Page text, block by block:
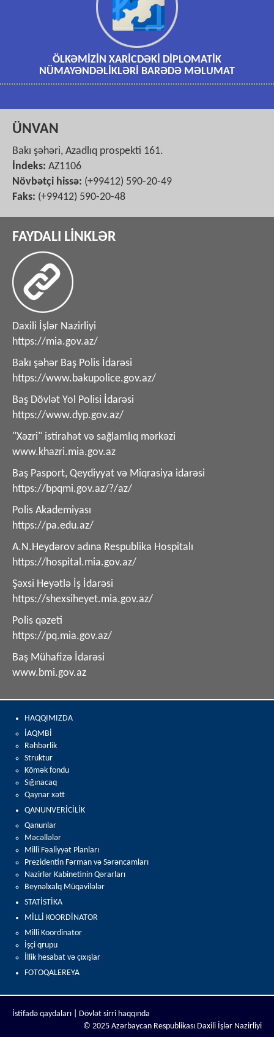
ÖLKƏMİZİN XARİCDƏKİ DİPLOMATİK
NÜMAYƏNDƏLİKLƏRİ BARƏDƏ MƏLUMAT
ÜNVAN
Bakı şəhəri, Azadlıq prospekti 161.
İndeks: AZ1106
Növbətçi hissə: (+99412) 590-20-49
Faks: (+99412) 590-20-48
FAYDALI LİNKLƏR
Daxili İşlər Nazirliyi
https://mia.gov.az/
Bakı şəhər Baş Polis İdarəsi
https://www.bakupolice.gov.az/
Baş Dövlət Yol Polisi İdarəsi
https://www.dyp.gov.az/
"Xəzri" istirahət və sağlamlıq mərkəzi
www.khazri.mia.gov.az
Baş Pasport, Qeydiyyat və Miqrasiya idarəsi
https://bpqmi.gov.az/?/az/
Polis Akademiyası
https://pa.edu.az/
A.N.Heydərov adına Respublika Hospitalı
https://hospital.mia.gov.az/
Şəxsi Heyətlə İş İdarəsi
https://shexsiheyet.mia.gov.az/
Polis qəzeti
https://pq.mia.gov.az/
Baş Mühafizə İdarəsi
www.bmi.gov.az
HAQQIMIZDA
İAQMBİ
Rəhbərlik
Struktur
Kömək fondu
Sığınacaq
Qaynar xətt
QANUNVERİCİLİK
Qanunlar
Məcəllələr
Milli Fəaliyyət Planları
Prezidentin Fərman və Sərəncamları
Nazirlər Kabinetinin Qərarları
Beynəlxalq Müqavilələr
STATİSTİKA
MİLLİ KOORDİNATOR
Milli Koordinator
İşçi qrupu
İllik hesabat və çıxışlar
FOTOQALEREYA
İstifadə qaydaları | Dövlət sirri haqqında
© 2025 Azərbaycan Respublikası Daxili İşlər Nazirliyi